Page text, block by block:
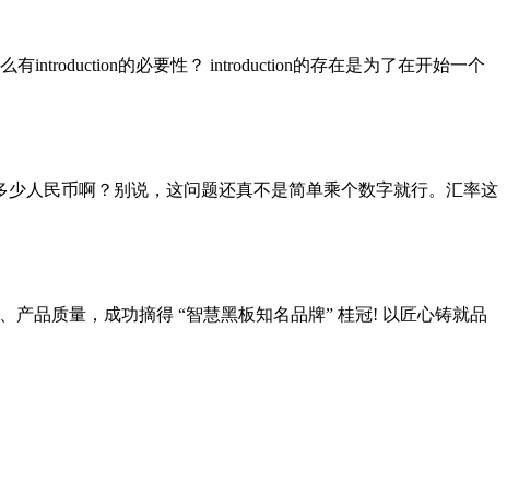
有introduction的必要性？ introduction的存在是为了在开始一个
人民币啊？别说，这问题还真不是简单乘个数字就行。汇率这
品质量，成功摘得 “智慧黑板知名品牌” 桂冠! 以匠心铸就品